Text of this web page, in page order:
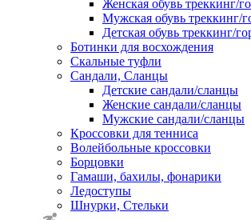
Женская обувь треккинг/
Мужская обувь треккинг/
Детская обувь треккинг/
Ботинки для восхождения
Скальные туфли
Сандали, Сланцы
Детские сандали/сланцы
Женские сандали/сланцы
Мужские сандали/сланцы
Кроссовки для тенниса
Волейбольные кроссовки
Борцовки
Гамаши, бахилы, фонарики
Ледоступы
Шнурки, Стельки